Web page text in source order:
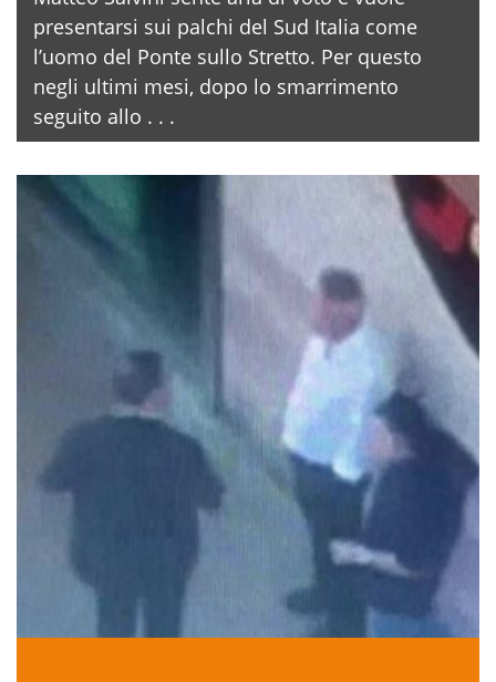
presentarsi sui palchi del Sud Italia come
l’uomo del Ponte sullo Stretto. Per questo
negli ultimi mesi, dopo lo smarrimento
seguito allo . . .